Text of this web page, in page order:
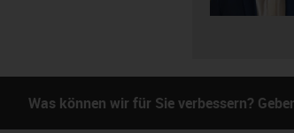
Was können wir für Sie verbessern?